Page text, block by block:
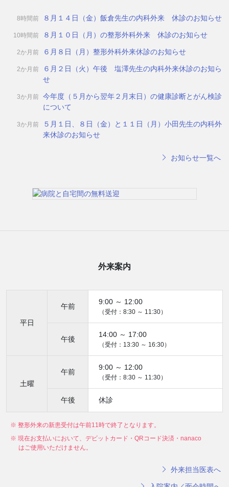
8時間前 ８月１４日（金）飯倉先生の内科外来 休診のお知らせ
10時間前 ８月１０日（月）の整形外科外来 休診のお知らせ
2か月前 ６月８日（月）整形外科外来休診のお知らせ
2か月前
６月２日（火）午後 塩澤先生の内科外来休診のお知ら
せ
3か月前 今年度（５月から翌年２月末日）の健康診断とがん検診
について
3か月前
５月１日、８日（金）と１１日（月）小田先生の内科外
来休診のお知らせ
お知らせ一覧へ
外来案内
平日
午前
9:00 ～ 12:00
（受付：8:30 ～ 11:30）
午後
14:00 ～ 17:00
（受付：13:30 ～ 16:30）
土曜
午前
9:00 ～ 12:00
（受付：8:30 ～ 11:30）
午後 休診
※ 整形外来の新患受付は午前11時で終了となります。
※ 現在お支払いにおいて、デビットカード・QRコード決済・nanaco
はご使用いただけません。
外来担当医表へ